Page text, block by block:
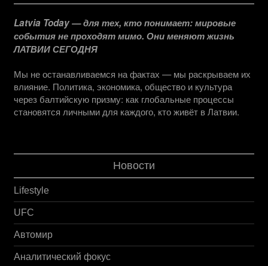
Latvia Today — для тех, кто понимает: мировые
события не проходят мимо. Они меняют жизнь
ЛАТВИИ СЕГОДНЯ
Мы не останавливаемся на фактах — мы раскрываем их
влияние. Политика, экономика, общество и культура
через балтийскую призму: как глобальные процессы
становятся личными для каждого, кто живёт в Латвии.
Новости
Lifestyle
UFC
Автомир
Аналитический фокус